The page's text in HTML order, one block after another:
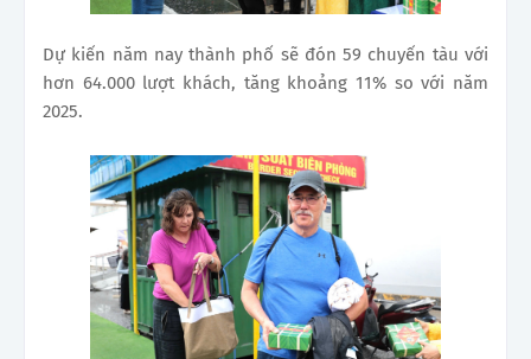
Dự kiến năm nay thành phố sẽ đón 59 chuyến tàu với
hơn 64.000 lượt khách, tăng khoảng 11% so với năm
2025.